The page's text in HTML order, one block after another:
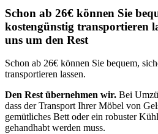
Schon ab 26€ können Sie
kostengünstig transportieren
uns um den Rest
Schon ab 26€ können Sie bequem,
transportieren lassen.
Den Rest übernehmen wir. Bei
dass der Transport Ihrer Möbel von
gemütliches Bett oder ein robuster
gehandhabt werden muss.